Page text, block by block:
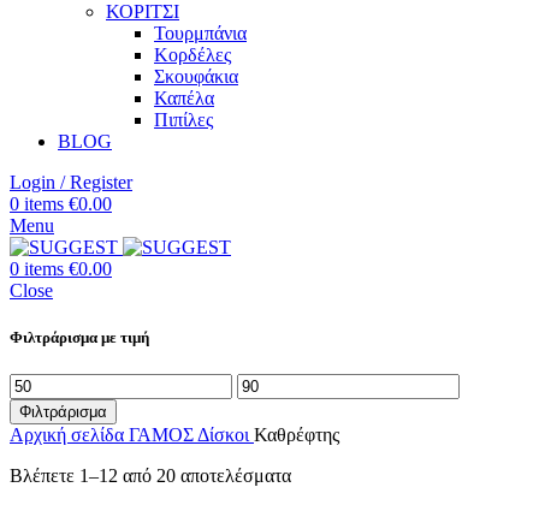
ΚΟΡΙΤΣΙ
Τουρμπάνια
Κορδέλες
Σκουφάκια
Καπέλα
Πιπίλες
BLOG
Login / Register
0 items €0.00
Menu
0 items €0.00
Close
Φιλτράρισμα με τιμή
Ελάχιστη
τιμή
Μέγιστη
τιμή
Φιλτράρισμα
Αρχική σελίδα ΓΑΜΟΣ Δίσκοι Καθρέφτης
Βλέπετε 1–12 από 20 αποτελέσματα